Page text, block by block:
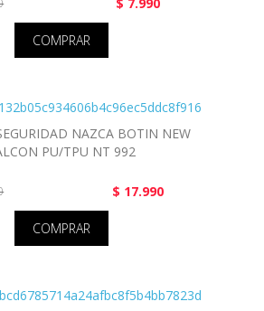
COMPRAR
NAZCA BOTIN NEW
PU/TPU NT 992
$ 17.990
COMPRAR